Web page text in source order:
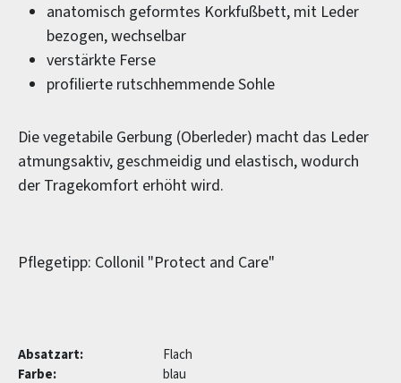
anatomisch geformtes Korkfußbett, mit Leder
bezogen, wechselbar
verstärkte Ferse
profilierte rutschhemmende Sohle
Die vegetabile Gerbung (Oberleder) macht das Leder
atmungsaktiv, geschmeidig und elastisch, wodurch
der Tragekomfort erhöht wird.
Pflegetipp: Collonil "Protect and Care"
Absatzart:
Flach
Farbe:
blau